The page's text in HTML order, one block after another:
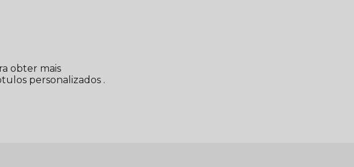
obter mais
personalizados .